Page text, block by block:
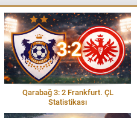
Qarabağ 3: 2 Frankfurt. ÇL
Statistikası